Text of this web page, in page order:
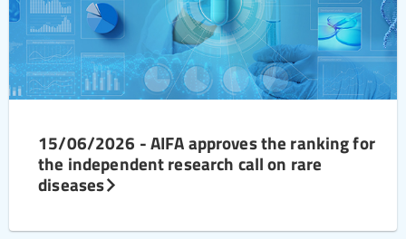
15/06/2026 - AIFA approves the ranking for
the independent research call on rare
diseases